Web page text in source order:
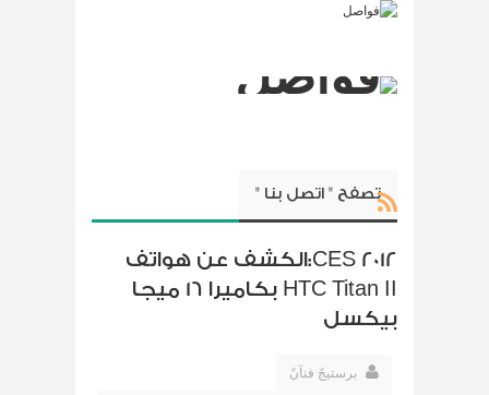
تصفح " اتصل بنا "
CES 2012:الكشف عن هواتف
HTC Titan II بكاميرا 16 ميجا
بيكسل
برستيجً فنآنً